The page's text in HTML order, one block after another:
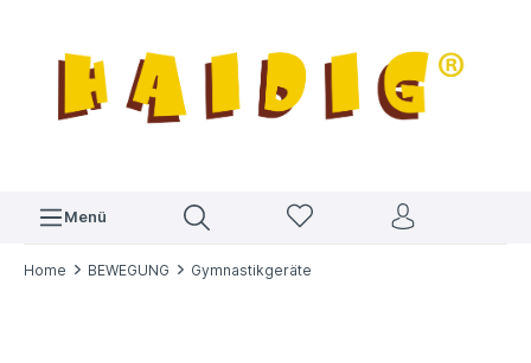
Menü
Home BEWEGUNG Gymnastikgeräte